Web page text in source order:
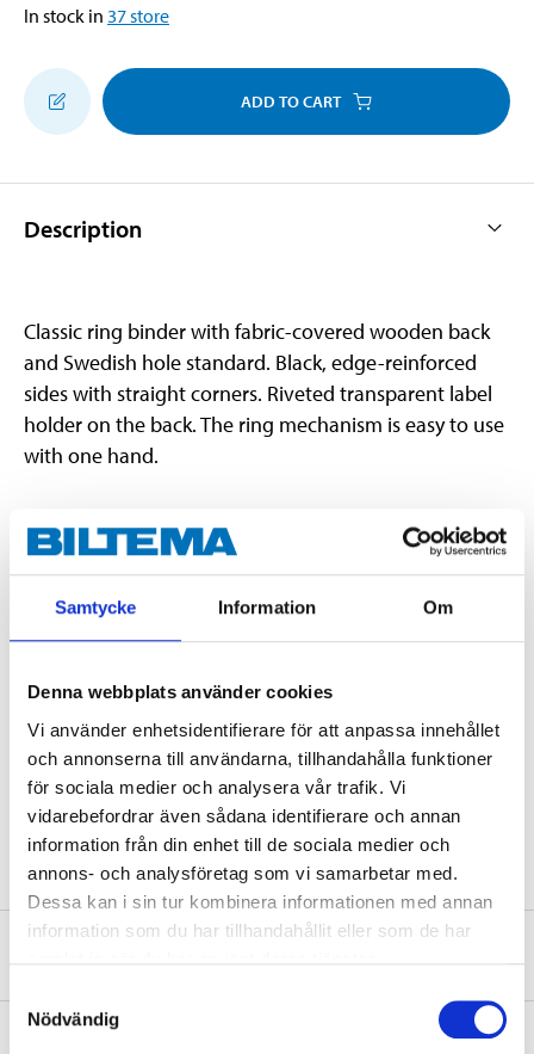
Samtycke Information Om
Denna webbplats använder cookies
Vi använder enhetsidentifierare för att anpassa innehållet
och annonserna till användarna, tillhandahålla funktioner
för sociala medier och analysera vår trafik. Vi
vidarebefordrar även sådana identifierare och annan
information från din enhet till de sociala medier och
annons- och analysföretag som vi samarbetar med.
Dessa kan i sin tur kombinera informationen med annan
information som du har tillhandahållit eller som de har
Nödvändig
In stock in 37store
ADD TO CART
Description
Classic ring binder with fabric-covered wooden back
and Swedish hole standard. Black, edge-reinforced
sides with straight corners. Riveted transparent label
holder on the back. The ring mechanism is easy to use
with one hand.
Technical specifications
Format
A4
Back height
31,5 cm
Depth
26 cm
Colour
Beige
Material
MDF, textile, paper